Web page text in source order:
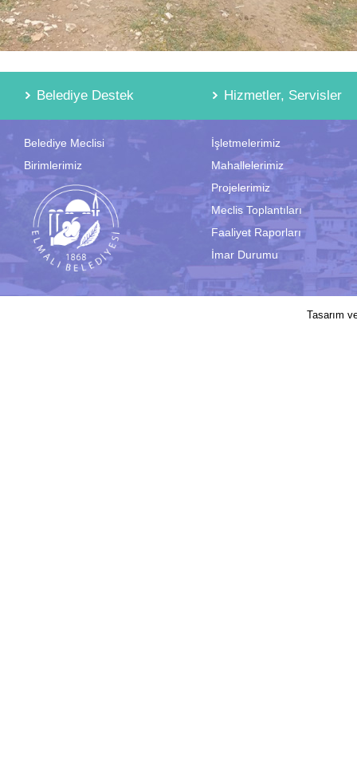
Belediye Destek Hizmetler, Servisler
Belediye Meclisi
Birimlerimiz
İşletmelerimiz
Mahallelerimiz
Projelerimiz
Meclis Toplantıları
Faaliyet Raporları
İmar Durumu
Tasarım